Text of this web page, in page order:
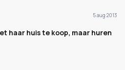
5 aug 2013
haar huis te koop, maar huren